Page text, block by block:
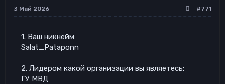
3 Май 2026 #771
1. Ваш никнейм:
Salat_Pataponn
2. Лидером какой организации вы являетесь:
ГУ МВД